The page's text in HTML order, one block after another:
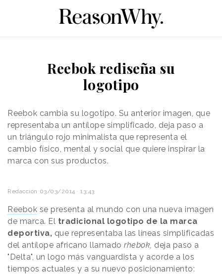
Reebok rediseña su
logotipo
Reebok cambia su logotipo. Su anterior imagen, que
representaba un antílope simplificado, deja paso a
un triángulo rojo minimalista que representa el
cambio físico, mental y social que quiere inspirar la
marca con sus productos.
Redacción 03/03/2014 · 13:43
Reebok se presenta al mundo con una nueva imagen
de marca. El tradicional logotipo de la marca
deportiva, que representaba las líneas simplificadas
del antílope africano llamado rhebok, deja paso a
"Delta", un logo más vanguardista y acorde a los
tiempos actuales y a su nuevo posicionamiento: